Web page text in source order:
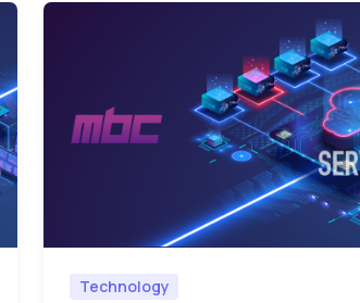
Technology